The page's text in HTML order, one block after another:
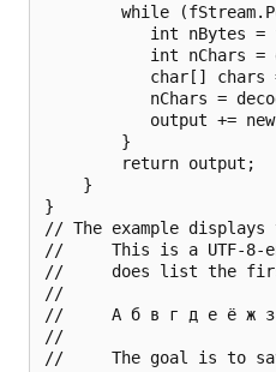
while
int nBytes =
int nChars =
char[] chars
nChars =
        }
        return output;
    }
}
// The example
//     This is a UTF-8-
//     does list the
//
//     А б в г д е ё ж з
//